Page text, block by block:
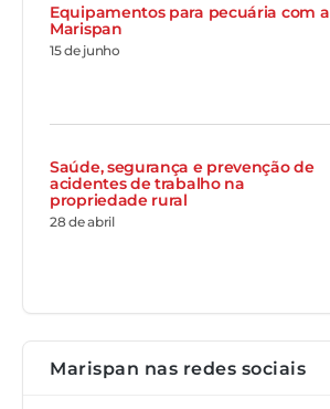
Equipamentos para pecuária com a
Marispan
15 de junho
Saúde, segurança e prevenção de
acidentes de trabalho na
propriedade rural
28 de abril
Marispan nas redes sociais